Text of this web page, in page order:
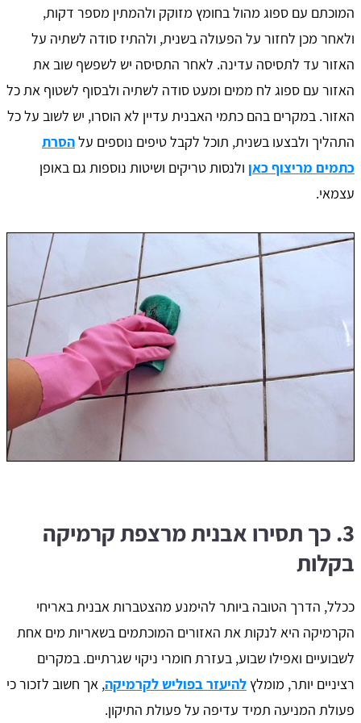
המוכתם עם ספוג מהול בחומץ מזוקק ולהמתין מספר דקות,
ולאחר מכן לחזור על הפעולה בשנית, ולהתיז סודה לשתיה על
האזור עד לתסיסה עדינה. לאחר התסיסה יש לשפשף שוב את
האזור עם ספוג לח ממים ומעט סודה לשתיה ולבסוף לשטוף את כל
האזור. במקרים בהם כתמי האבנית עדיין לא הוסרו, יש לשוב על כל
התהליך ולבצעו בשנית, תוכל לקבל טיפים נוספים עלהסרת
כתמים מריצוף כאן ולנסות טריקים ושיטות נוספות גם באופן
עצמאי.
3. כך תסירו אבנית מרצפת קרמיקה
בקלות
ככלל, הדרך הטובה ביותר להימנע מהצטברות אבנית באריחי
הקרמיקה היא לנקות את האזורים המוכתמים בשאריות מים אחת
לשבועיים ואפילו שבוע, בעזרת חומרי ניקוי שגרתיים. במקרים
רציניים יותר, מומלץ להיעזר בפוליש לקרמיקה, אך חשוב לזכור כי
פעולת המניעה תמיד עדיפה על פעולת התיקון.